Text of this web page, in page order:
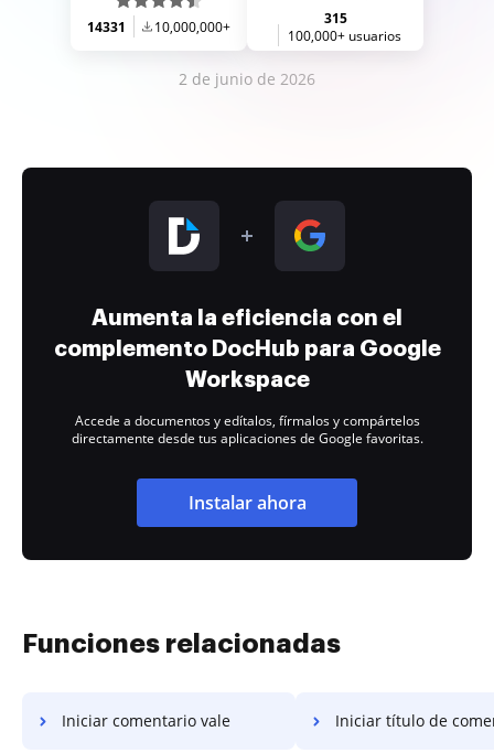
14331 10,000,000+
315
100,000+ usuarios
2 de junio de 2026
Aumenta la eficiencia con el
complemento DocHub para Google
Workspace
Accede a documentos y edítalos, fírmalos y compártelos
directamente desde tus aplicaciones de Google favoritas.
Instalar ahora
Funciones relacionadas
Iniciar comentario vale Iniciar título de